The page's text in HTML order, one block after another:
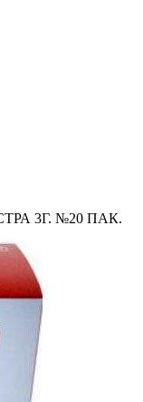
3Г. №20 ПАК.